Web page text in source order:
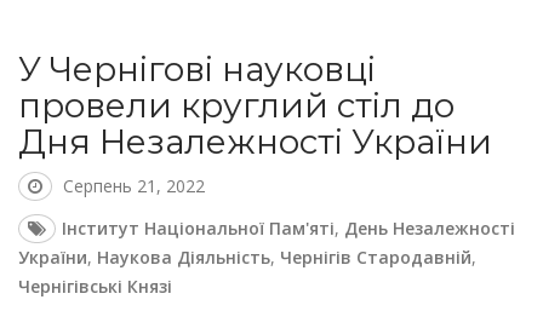
У Чернігові науковці
провели круглий стіл до
Дня Незалежності України
Серпень 21, 2022
Інститут Національної Пам'яті, День Незалежності
України, Наукова Діяльність, Чернігів Стародавній,
Чернігівські Князі